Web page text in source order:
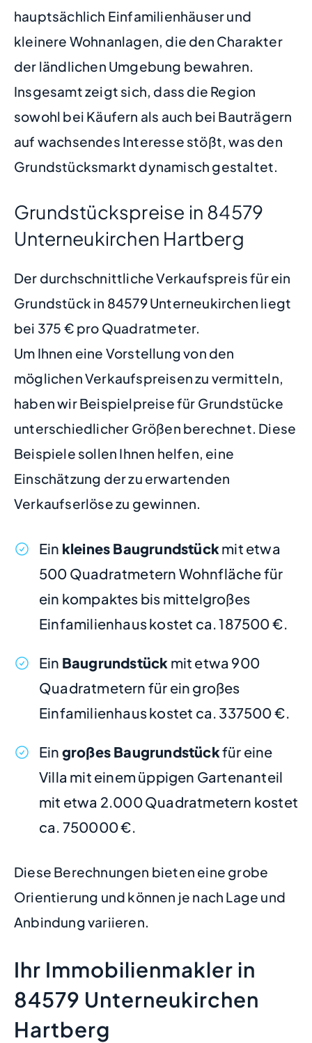
hauptsächlich Einfamilienhäuser und
kleinere Wohnanlagen, die den Charakter
der ländlichen Umgebung bewahren.
Insgesamt zeigt sich, dass die Region
sowohl bei Käufern als auch bei Bauträgern
auf wachsendes Interesse stößt, was den
Grundstücksmarkt dynamisch gestaltet.
Grundstückspreise in 84579
Unterneukirchen Hartberg
Der durchschnittliche Verkaufspreis für ein
Grundstück in 84579 Unterneukirchen liegt
bei 375 € pro Quadratmeter.
Um Ihnen eine Vorstellung von den
möglichen Verkaufspreisen zu vermitteln,
haben wir Beispielpreise für Grundstücke
unterschiedlicher Größen berechnet. Diese
Beispiele sollen Ihnen helfen, eine
Einschätzung der zu erwartenden
Verkaufserlöse zu gewinnen.
Ein kleines Baugrundstückmit etwa
500 Quadratmetern Wohnfläche für
ein kompaktes bis mittelgroßes
Einfamilienhaus kostet ca. 187500 €.
Ein Baugrundstück mit etwa 900
Quadratmetern für ein großes
Einfamilienhaus kostet ca. 337500 €.
Ein großes Baugrundstückfür eine
Villa mit einem üppigen Gartenanteil
mit etwa 2.000 Quadratmetern kostet
ca. 750000 €.
Diese Berechnungen bieten eine grobe
Orientierung und können je nach Lage und
Anbindung variieren.
Ihr Immobilienmakler in
84579 Unterneukirchen
Hartberg